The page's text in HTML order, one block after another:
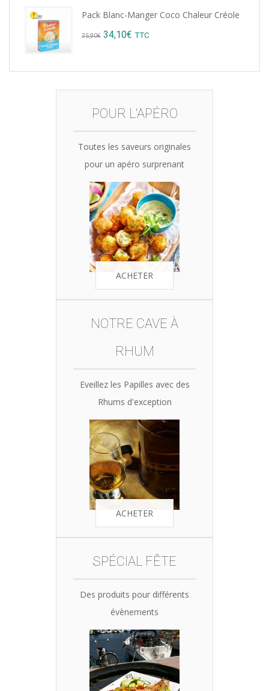
Pack Blanc-Manger Coco Chaleur Créole
35,90€ Original
was:
35,90€.
34,10€ Current
is:
34,10€.
TTC
POUR L'APÉRO
Toutes les saveurs originales
pour un apéro surprenant
ACHETER
NOTRE CAVE À
RHUM
Eveillez les Papilles avec des
Rhums d'exception
ACHETER
SPÉCIAL FÊTE
Des produits pour différents
évènements